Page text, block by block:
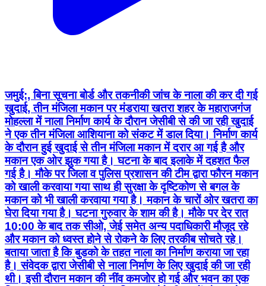
जमुई:, बिना सूचना बोर्ड और तकनीकी जांच के नाला की कर दी गई
खुदाई, तीन मंजिला मकान पर मंडराया खतरा शहर के महाराजगंज
मोहल्ला में नाला निर्माण कार्य के दौरान जेसीबी से की जा रही खुदाई
ने एक तीन मंजिला आशियाना को संकट में डाल दिया। निर्माण कार्य
के दौरान हुई खुदाई से तीन मंजिला मकान में दरार आ गई है और
मकान एक ओर झुक गया है। घटना के बाद इलाके में दहशत फैल
गई है। मौके पर जिला व पुलिस प्रशासन की टीम द्वारा फौरन मकान
को खाली करवाया गया साथ ही सुरक्षा के दृष्टिकोण से बगल के
मकान को भी खाली करवाया गया है। मकान के चारों ओर खतरा का
घेरा दिया गया है। घटना गुरुवार के शाम की है। मौके पर देर रात
10:00 के बाद तक सीओ, जेई समेत अन्य पदाधिकारी मौजूद रहे
और मकान को ध्वस्त होने से रोकने के लिए तरकीब सोचते रहे।
बताया जाता है कि बुडको के तहत नाला का निर्माण कराया जा रहा
है। संवेदक द्वारा जेसीबी से नाला निर्माण के लिए खुदाई की जा रही
थी। इसी दौरान मकान की नींव कमजोर हो गई और भवन का एक